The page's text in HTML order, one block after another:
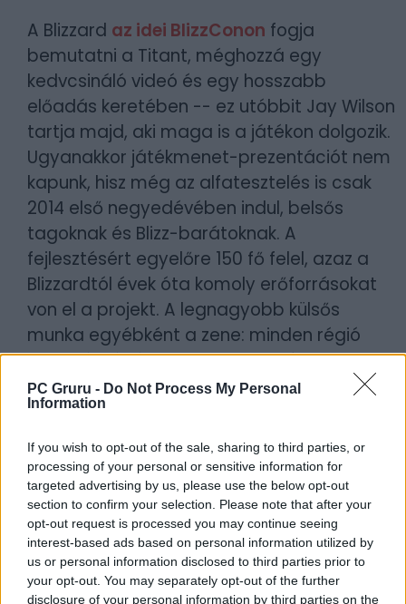
PC Gruru - Do Not Process My Personal
Information
If you wish to opt-out of the sale, sharing to third parties, or
processing of your personal or sensitive information for
targeted advertising by us, please use the below opt-out
section to confirm your selection. Please note that after your
opt-out request is processed you may continue seeing
interest-based ads based on personal information utilized by
us or personal information disclosed to third parties prior to
your opt-out. You may separately opt-out of the further
disclosure of your personal information by third parties on the
A Blizzard az idei BlizzConon fogja
bemutatni a Titant, méghozzá egy
kedvcsináló videó és egy hosszabb
előadás keretében -- ez utóbbit Jay Wilson
tartja majd, aki maga is a játékon dolgozik.
Ugyanakkor játékmenet-prezentációt nem
kapunk, hisz még az alfatesztelés is csak
2014 első negyedévében indul, belsős
tagoknak és Blizz-barátoknak. A
fejlesztésért egyelőre 150 fő felel, azaz a
Blizzardtól évek óta komoly erőforrásokat
von el a projekt. A legnagyobb külsős
munka egyébként a zene: minden régió
külön témát és effekteket kap, így
hatalmas soundtrack várható, gyönyürű,
változatos dallamokkal.